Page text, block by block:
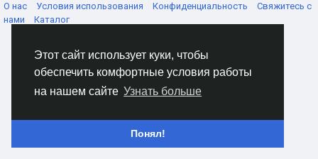
Этот сайт использует куки, чтобы
обеспечить комфортные условия работы
на нашем сайте Узнать больше
Понял!
О нас
Условия использования Конфиденциальность
Свяжитесь с
нами
Каталог